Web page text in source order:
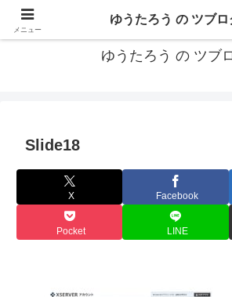
カリフォルニアMBA卒40代がMBA・キャリアと
ゆうたろう の ツブ
Slide18
X Facebook
Pocket LINE
メニュー
ゆうたろう の ツブロ